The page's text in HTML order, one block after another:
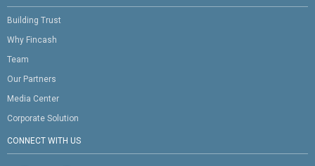
Building Trust
Why Fincash
Team
Our Partners
Media Center
Corporate Solution
CONNECT WITH US